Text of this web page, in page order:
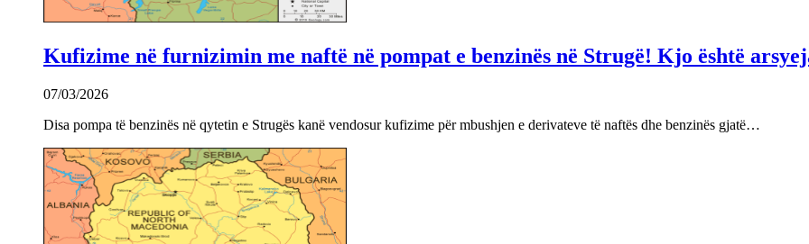
Kufizime në furnizimin me naftë në pompat e benzinës në Strugë! Kjo është
07/03/2026
Disa pompa të benzinës në qytetin e Strugës kanë vendosur kufizime për mbushjen e derivateve të naftës dhe benzinës gjatë…